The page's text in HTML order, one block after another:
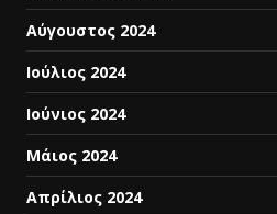
Αύγουστος 2024
Ιούλιος 2024
Ιούνιος 2024
Μάιος 2024
Απρίλιος 2024